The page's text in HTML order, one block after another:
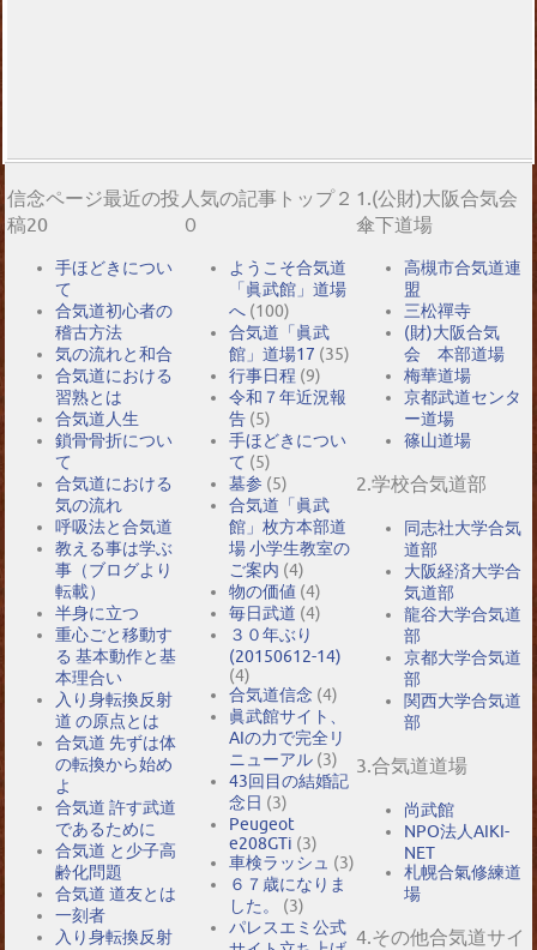
信念ページ最近の投
稿20
手ほどきについ
て
合気道初心者の
稽古方法
気の流れと和合
合気道における
習熟とは
合気道人生
鎖骨骨折につい
て
合気道における
気の流れ
呼吸法と合気道
教える事は学ぶ
事（ブログより
転載）
半身に立つ
重心ごと移動す
る 基本動作と基
本理合い
入り身転換反射
道 の原点とは
合気道 先ずは体
の転換から始め
よ
合気道 許す武道
であるために
合気道 と少子高
齢化問題
合気道 道友とは
一刻者
入り身転換反射
人気の記事トップ２
０
ようこそ合気道
「眞武館」道場
へ (100)
合気道「眞武
館」道場17 (35)
行事日程 (9)
令和７年近況報
告 (5)
手ほどきについ
て (5)
墓参 (5)
合気道「眞武
館」枚方本部道
場 小学生教室の
ご案内 (4)
物の価値 (4)
毎日武道 (4)
３０年ぶり
(20150612-14)
(4)
合気道信念 (4)
眞武館サイト、
AIの力で完全リ
ニューアル (3)
43回目の結婚記
念日 (3)
Peugeot
e208GTi (3)
車検ラッシュ (3)
６７歳になりま
した。
(3)
パレスエミ公式
1.(公財)大阪合気会
傘下道場
高槻市合気道連
盟
三松禪寺
(財)大阪合気
会 本部道場
梅華道場
京都武道センタ
ー道場
篠山道場
2.学校合気道部
同志社大学合気
道部
大阪経済大学合
気道部
龍谷大学合気道
部
京都大学合気道
部
関西大学合気道
部
3.合気道道場
尚武館
NPO法人AIKI-
NET
札幌合氣修練道
場
4.その他合気道サイ